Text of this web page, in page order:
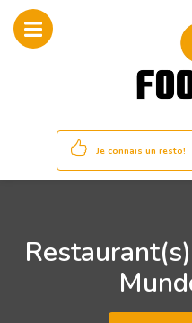
Je connais un resto!